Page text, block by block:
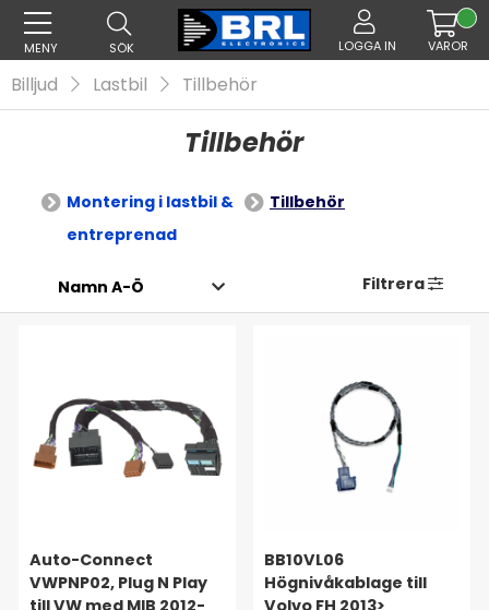
MENY SÖK LOGGA IN VAROR
Billjud Lastbil Tillbehör
Tillbehör
Montering i lastbil &
entreprenad
Tillbehör
Filtrera
Auto-Connect
VWPNP02, Plug N Play
till VW med MIB 2012-
BB10VL06
Högnivåkablage till
Volvo FH 2013>